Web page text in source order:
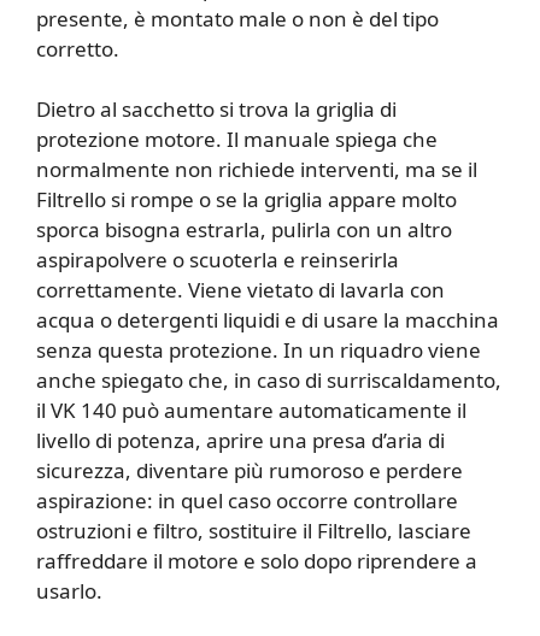
presente, è montato male o non è del tipo
corretto.
Dietro al sacchetto si trova la griglia di
protezione motore. Il manuale spiega che
normalmente non richiede interventi, ma se il
Filtrello si rompe o se la griglia appare molto
sporca bisogna estrarla, pulirla con un altro
aspirapolvere o scuoterla e reinserirla
correttamente. Viene vietato di lavarla con
acqua o detergenti liquidi e di usare la macchina
senza questa protezione. In un riquadro viene
anche spiegato che, in caso di surriscaldamento,
il VK 140 può aumentare automaticamente il
livello di potenza, aprire una presa d’aria di
sicurezza, diventare più rumoroso e perdere
aspirazione: in quel caso occorre controllare
ostruzioni e filtro, sostituire il Filtrello, lasciare
raffreddare il motore e solo dopo riprendere a
usarlo.